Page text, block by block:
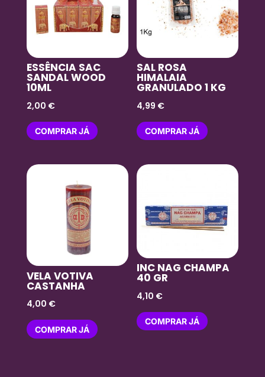
ESSÊNCIA SAC
SANDAL WOOD
10ML
2,00 €
COMPRAR JÁ
SAL ROSA
HIMALAIA
GRANULADO 1 KG
4,99 €
COMPRAR JÁ
VELA VOTIVA
CASTANHA
4,00 €
COMPRAR JÁ
INC NAG CHAMPA
40 GR
4,10 €
COMPRAR JÁ